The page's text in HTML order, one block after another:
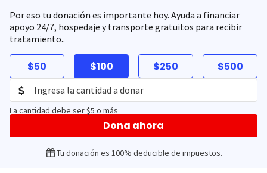
Por eso tu donación es importante hoy. Ayuda a financiar
apoyo 24/7, hospedaje y transporte gratuitos para recibir
tratamiento..
$50 $100 $250 $500
La cantidad debe ser $5 o más
Dona ahora
Tu donación es 100% deducible de impuestos.